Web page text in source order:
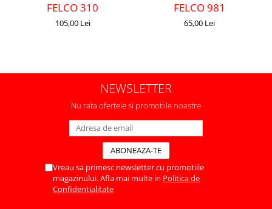
FELCO 310
105,00 Lei
FELCO 981
65,00 Lei
NEWSLETTER
Nu rata ofertele si promotiile noastre
Vreau sa primesc newsletter cu promotiile
magazinului. Afla mai multe in Politica de
Confidentialitate